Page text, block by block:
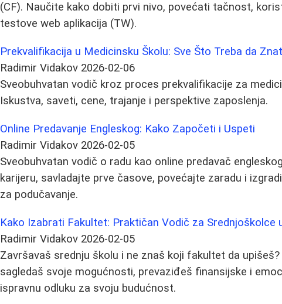
(CF). Naučite kako dobiti prvi nivo, povećati tačnost,
testove web aplikacija (TW).
Prekvalifikacija u Medicinsku Školu: Sve Što Treba da
Radimir Vidakov 2026-02-06
Sveobuhvatan vodič kroz proces prekvalifikacije za
Iskustva, saveti, cene, trajanje i perspektive zaposlenja.
Online Predavanje Engleskog: Kako Započeti i Uspeti
Radimir Vidakov 2026-02-05
Sveobuhvatan vodič o radu kao online predavač
karijeru, savladajte prve časove, povećajte zaradu i
za podučavanje.
Kako Izabrati Fakultet: Praktičan Vodič za Srednjoškolce
Radimir Vidakov 2026-02-05
Završavaš srednju školu i ne znaš koji fakultet da
sagledaš svoje mogućnosti, prevaziđeš finansijske i
ispravnu odluku za svoju budućnost.